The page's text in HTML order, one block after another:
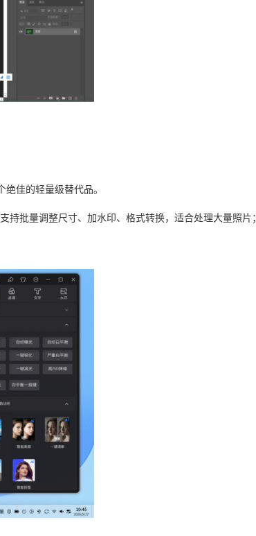
佳的轻量级替代品。
批量调整尺寸、加水印、格式转换，适合处理大量照